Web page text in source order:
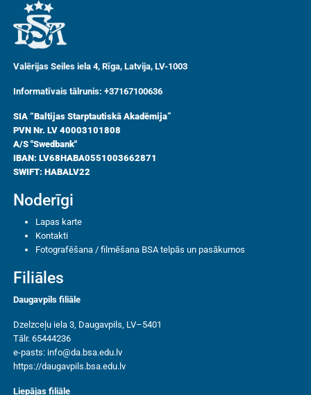
Valērijas Seiles iela 4, Rīga, Latvija, LV-1003
Informatīvais tālrunis: +37167100636
SIA “Baltijas Starptautiskā Akadēmija”
PVN Nr. LV 40003101808
A/S "Swedbank"
IBAN: LV68HABA0551003662871
SWIFT: HABALV22
Noderīgi
Lapas karte
Kontakti
Fotografēšana / filmēšana BSA telpās un pasākumos
Filiāles
Daugavpils filiāle
Dzelzceļu iela 3, Daugavpils, LV–5401
Tālr. 65444236
e-pasts: info@da.bsa.edu.lv
https://daugavpils.bsa.edu.lv
Liepājas filiāle